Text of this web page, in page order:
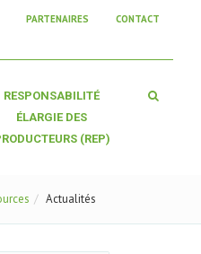
PARTENAIRES CONTACT
RESPONSABILITÉ
ÉLARGIE DES
(REP)
Actualités